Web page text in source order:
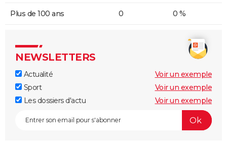
Plus de 100 ans 0 0 %
NEWSLETTERS
Actualité
Voir un exemple
Sport
Voir un exemple
Les dossiers d'actu
Voir un exemple